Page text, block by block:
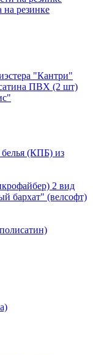
на резинке
"Кантри"
ПВХ (2 шт)
(КПБ) из
2 вид
бархат" (велсофт)